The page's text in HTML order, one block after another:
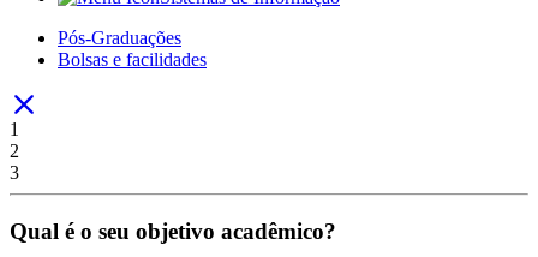
Pós-Graduações
Bolsas e facilidades
1
2
3
Qual é o seu objetivo acadêmico?